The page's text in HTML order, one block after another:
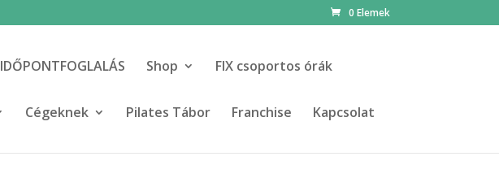
0 Elemek
IDŐPONTFOGLALÁS Shop FIX csoportos órák
Cégeknek Pilates Tábor Franchise Kapcsolat